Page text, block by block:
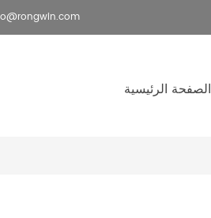
الصفحة الرئيسية